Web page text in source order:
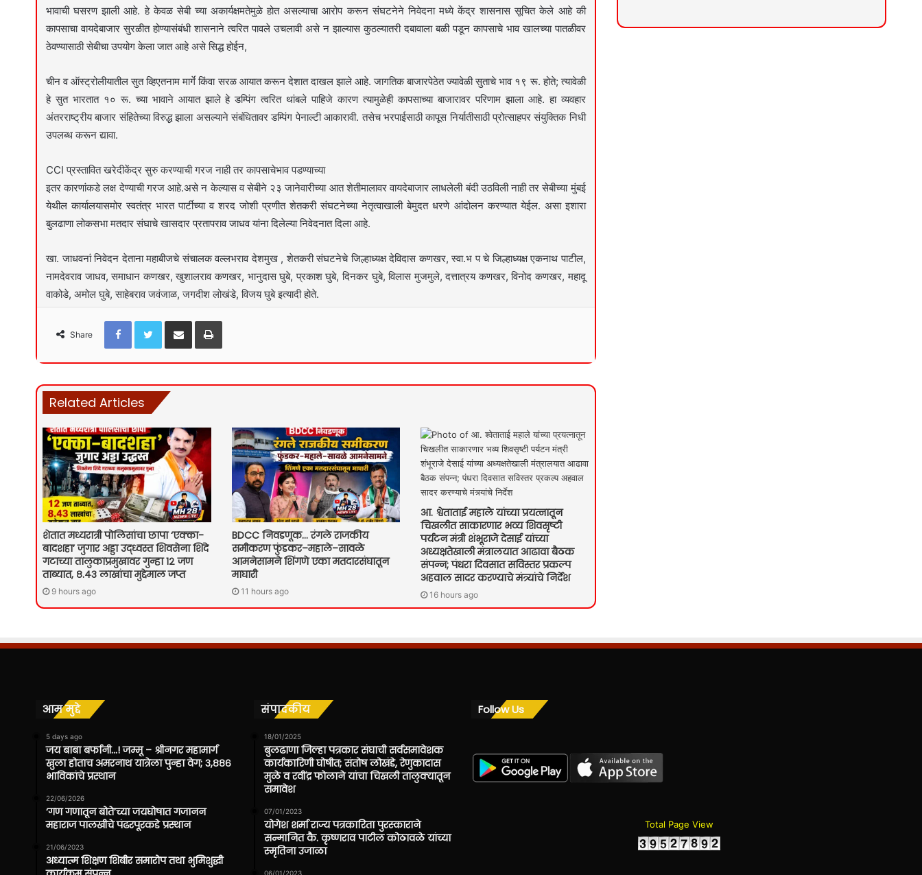
भावाची घसरण झाली आहे. हे केवळ सेबी च्या अकार्यक्षमतेमुळे होत असल्याचा आरोप करून संघटनेने निवेदना मध्ये केंद्र शासनास सूचित केले आहे की
कापसाचा वायदेबाजार सुरळीत होण्यासंबंधी शासनाने त्वरित पावले उचलावी असे न झाल्यास कुठल्यातरी दबावाला बळी पडून कापसाचे भाव खालच्या पातळीवर
ठेवण्यासाठी सेबीचा उपयोग केला जात आहे असे सिद्ध होईन,
चीन व ऑस्ट्रोलीयातील सुत व्हिएतनाम मार्गे किंवा सरळ आयात करून देशात दाखल झाले आहे. जागतिक बाजारपेठेत ज्यावेळी सुताचे भाव १९ रू. होते; त्यावेळी
हे सुत भारतात १० रू. च्या भावाने आयात झाले हे डम्पिंग त्वरित थांबले पाहिजे कारण त्यामुळेही कापसाच्या बाजारावर परिणाम झाला आहे. हा व्यवहार
अंतरराष्ट्रीय बाजार संहितेच्या विरुद्ध झाला असल्याने संबंधितावर डम्पिंग पेनाल्टी आकारावी. तसेच भरपाईसाठी कापूस निर्यातीसाठी प्रोत्साहपर संयुक्तिक निधी
उपलब्ध करून द्यावा.
CCI प्रस्तावित खरेदीकेंद्र सुरु करण्याची गरज नाही तर कापसाचेभाव पडण्याच्या
इतर कारणांकडे लक्ष देण्याची गरज आहे.असे न केल्यास व सेबीने २३ जानेवारीच्या आत शेतीमालावर वायदेबाजार लाधलेली बंदी उठविली नाही तर सेबीच्या मुंबई
येथील कार्यालयासमोर स्वतंत्र भारत पार्टीच्या व शरद जोशी प्रणीत शेतकरी संघटनेच्या नेतृत्वाखाली बेमुदत धरणे आंदोलन करण्यात येईल. असा इशारा
बुलढाणा लोकसभा मतदार संघाचे खासदार प्रतापराव जाधव यांना दिलेल्या निवेदनात दिला आहे.
खा. जाधवनां निवेदन देताना महाबीजचे संचालक वल्लभराव देशमुख , शेतकरी संघटनेचे जिल्हाध्यक्ष देविदास कणखर, स्वा.भ प चे जिल्हाध्यक्ष एकनाथ पाटील,
नामदेवराव जाधव, समाधान कणखर, खुशालराव कणखर, भानुदास घुबे, प्रकाश घुबे, दिनकर घुबे, विलास मुजमुले, दत्तात्रय कणखर, विनोद कणखर, महादू
वाकोडे, अमोल घुबे, साहेबराव जवंजाळ, जगदीश लोखंडे, विजय घुबे इत्यादी होते.
Share
FacebookTwitterShare via Email Print
Related Articles
शेतात मध्यरात्री पोलिसांचा छापा ‘एक्का-
बादशहा’ जुगार अड्डा उद्ध्वस्त शिवसेना शिंदे
गटाच्या तालुकाप्रमुखावर गुन्हा १२ जण
ताब्यात, ८.४३ लाखांचा मुद्देमाल जप्त
9 hours ago
BDCC निवडणूक… रंगले राजकीय
समीकरण फुंडकर–महाले–सावळे
आमनेसामने शिंगणे एका मतदारसंघातून
माघारी
11 hours ago
आ. श्वेताताई महाले यांच्या प्रयत्नातून
चिखलीत साकारणार भव्य शिवसृष्टी
पर्यटन मंत्री शंभूराजे देसाई यांच्या
अध्यक्षतेखाली मंत्रालयात आढावा बैठक
संपन्न; पंधरा दिवसात सविस्तर प्रकल्प
अहवाल सादर करण्याचे मंत्र्यांचे निर्देश
16 hours ago
आम मुद्दे
5 days ago
जय बाबा बर्फानी…! जम्मू – श्रीनगर महामार्ग
खुला होताच अमरनाथ यात्रेला पुन्हा वेग; ३,८८६
भाविकांचे प्रस्थान
22/06/2026
‘गण गणातून बोते’च्या जयघोषात गजानन
महाराज पालखीचे पंढरपूरकडे प्रस्थान
21/06/2023
अध्यात्म शिक्षण शिबीर समारोप तथा भुमिशुद्धी
संपादकीय
18/01/2025
बुलढाणा जिल्हा पत्रकार संघाची सर्वसमावेशक
कार्यकारिणी घोषीत; संतोष लोखंडे, रेणुकादास
मुळे व रवींद्र फोलाने यांचा चिखली तालुक्यातून
समावेश
07/01/2023
योगेश शर्मा राज्य पत्रकारिता पुरस्काराने
सन्मानित कै. कृष्णराव पाटील कोठावळे यांच्या
स्मृतिना उजाळा
06/01/2023
Follow Us
Total Page View